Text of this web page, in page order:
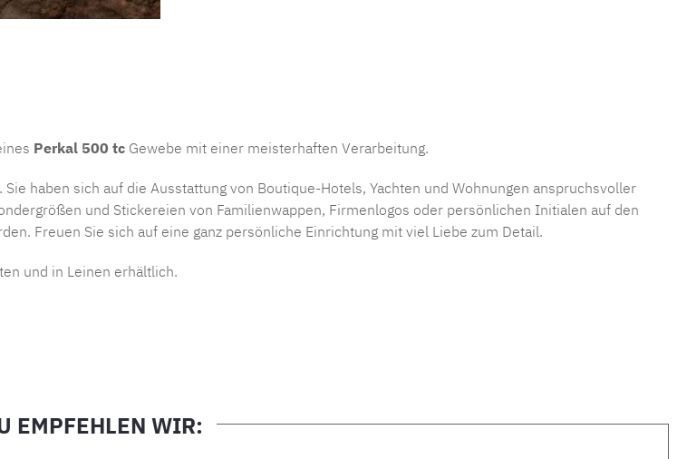
Perkal 500 tc Gewebe mit einer meisterhaften Verarbeitung.
haben sich auf die Ausstattung von Boutique-Hotels, Yachten und Wohnungen anspruchsvoller
und Stickereien von Familienwappen, Firmenlogos oder persönlichen Initialen auf den
Freuen Sie sich auf eine ganz persönliche Einrichtung mit viel Liebe zum Detail.
und in Leinen erhältlich.
EMPFEHLEN WIR: